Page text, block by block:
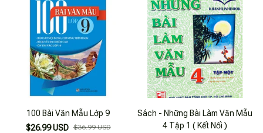
100 Bài Văn Mẫu Lớp 9
$26.99 USD $36.99 USD
Sách - Những Bài Làm Văn Mẫu
4 Tập 1 ( Kết Nối )